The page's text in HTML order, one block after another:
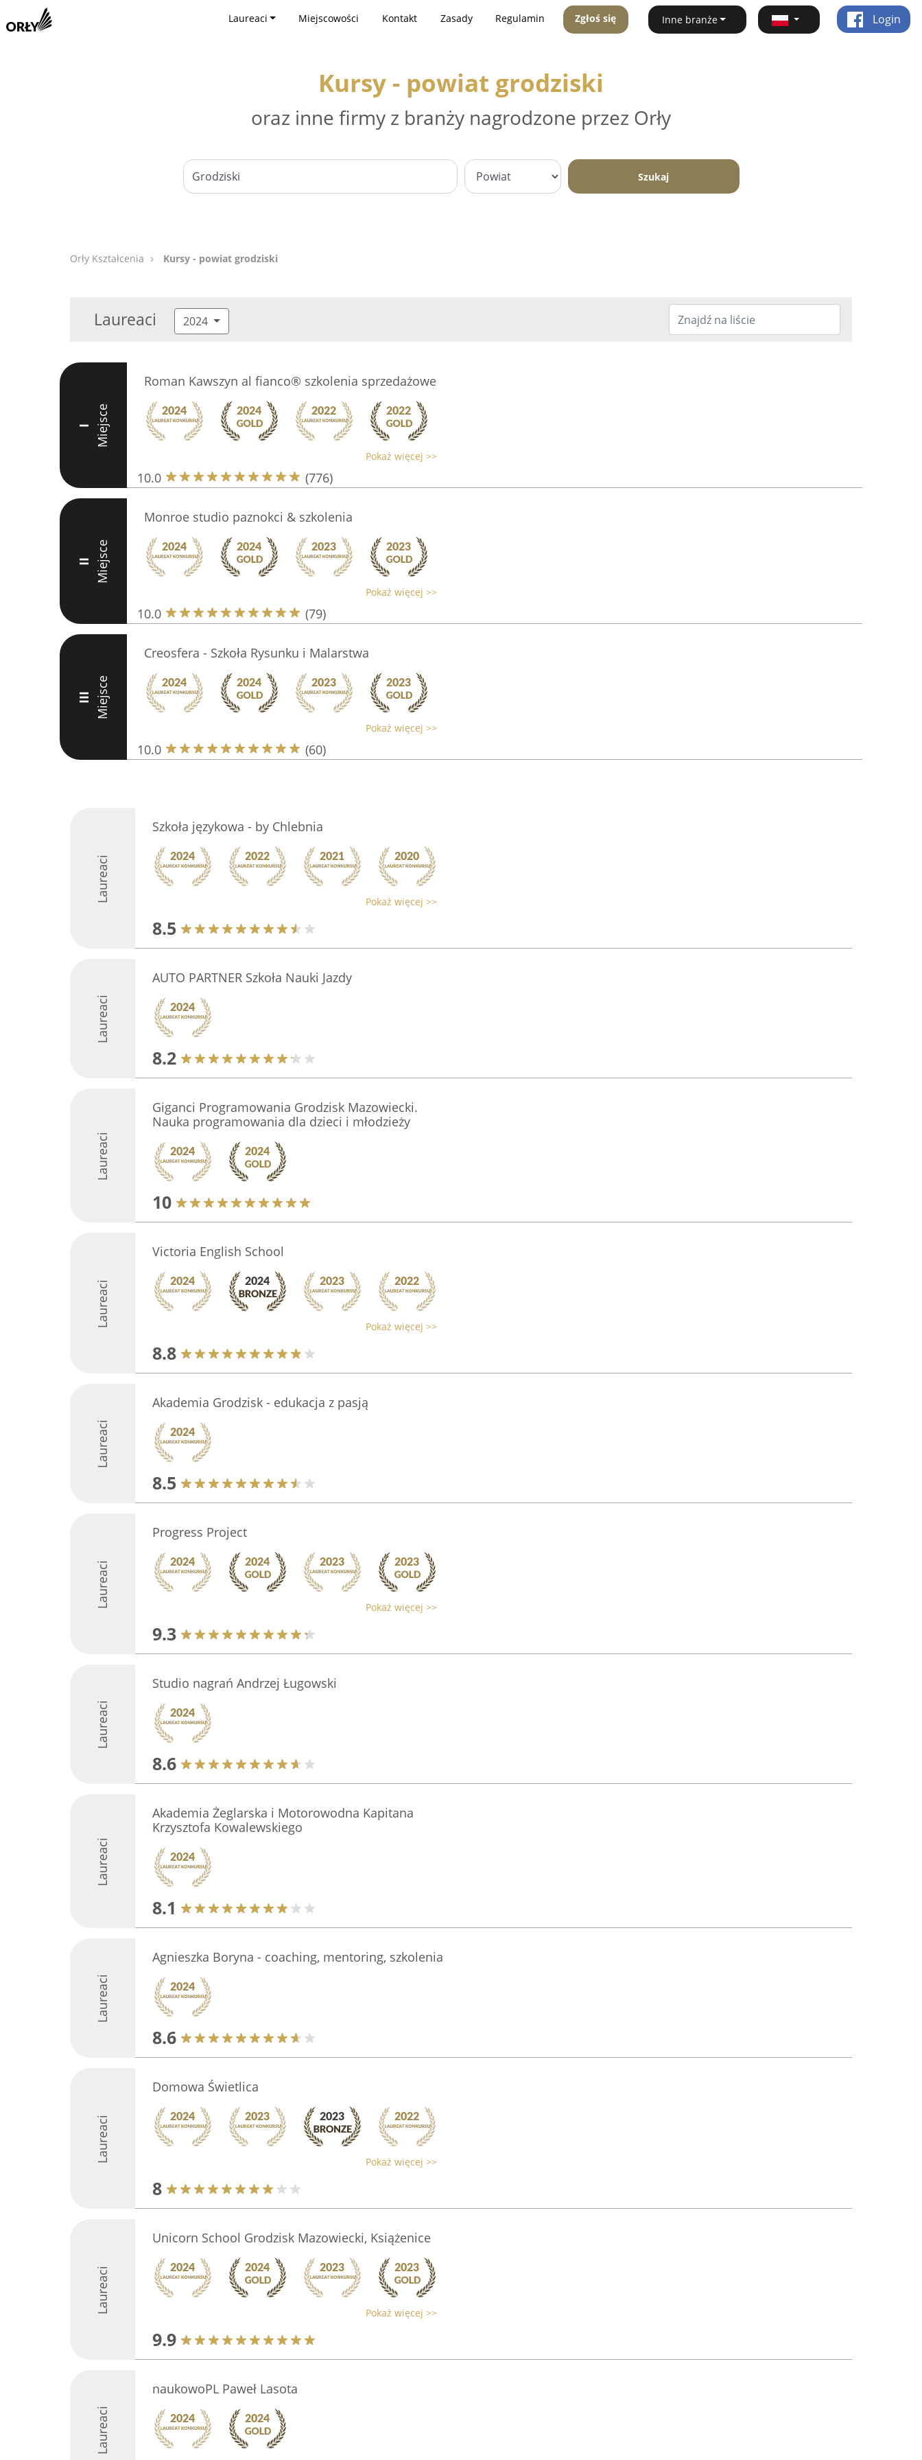
Laureaci Miejscowości Kontakt Zasady Regulamin Zgłoś się Inne branże Login
Kursy - powiat grodziski
oraz inne firmy z branży nagrodzone przez Orły
Szukaj
Orły Kształcenia Kursy - powiat grodziski
Laureaci 2024
I Miejsce
Roman Kawszyn al fianco® szkolenia sprzedażowe
Pokaż więcej >>
10.0 (776)
II Miejsce
Monroe studio paznokci & szkolenia
Pokaż więcej >>
10.0 (79)
III Miejsce
Creosfera - Szkoła Rysunku i Malarstwa
Pokaż więcej >>
10.0 (60)
Laureaci
Szkoła językowa - by Chlebnia
Pokaż więcej >>
8.5
Laureaci
AUTO PARTNER Szkoła Nauki Jazdy
8.2
Laureaci
Giganci Programowania Grodzisk Mazowiecki.
Nauka programowania dla dzieci i młodzieży
10
Laureaci
Victoria English School
Pokaż więcej >>
8.8
Laureaci
Akademia Grodzisk - edukacja z pasją
8.5
Laureaci
Progress Project
Pokaż więcej >>
9.3
Laureaci
Studio nagrań Andrzej Ługowski
8.6
Laureaci
Akademia Żeglarska i Motorowodna Kapitana
Krzysztofa Kowalewskiego
8.1
Laureaci
Agnieszka Boryna - coaching, mentoring, szkolenia
8.6
Laureaci
Domowa Świetlica
Pokaż więcej >>
8
Laureaci
Unicorn School Grodzisk Mazowiecki, Książenice
Pokaż więcej >>
9.9
Laureaci
naukowoPL Paweł Lasota